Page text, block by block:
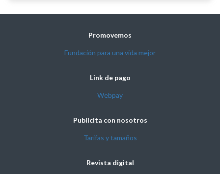
Promovemos
Fundación para una vida mejor
Link de pago
Webpay
Publicita con nosotros
Tarifas y tamaños
Revista digital